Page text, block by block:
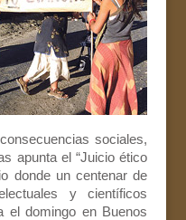
sociales,
apunta el “Juicio ético
donde un centenar de
y científicos
el domingo en Buenos